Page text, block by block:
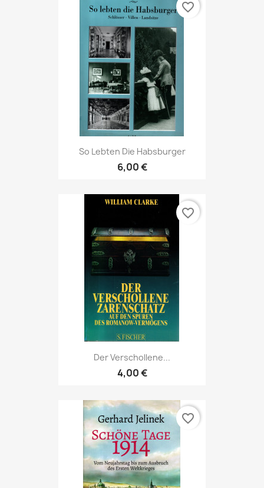
So Lebten Die Habsburger
6,00 €
favorite_border
Der Verschollene...
4,00 €
favorite_border
favorite_border